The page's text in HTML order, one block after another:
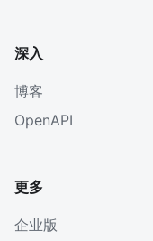
深入
博客
OpenAPI
更多
企业版